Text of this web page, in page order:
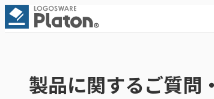
製品に関するご質問